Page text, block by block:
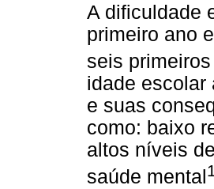
A dificuldade
primeiro ano
seis
idade escolar
e suas
como: baixo
altos níveis
saúde mental